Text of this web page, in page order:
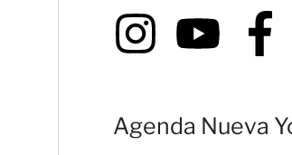
r
rAgenda Nueva